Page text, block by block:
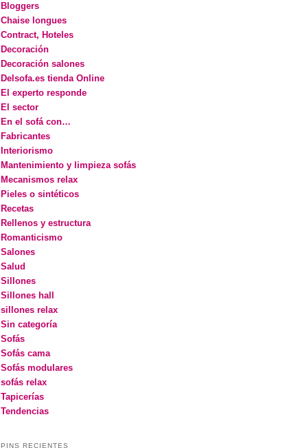
Bloggers
Chaise longues
Contract, Hoteles
Decoración
Decoración salones
Delsofa.es tienda Online
El experto responde
El sector
En el sofá con…
Fabricantes
Interiorismo
Mantenimiento y limpieza sofás
Mecanismos relax
Pieles o sintéticos
Recetas
Rellenos y estructura
Romanticismo
Salones
Salud
Sillones
Sillones hall
sillones relax
Sin categoría
Sofás
Sofás cama
Sofás modulares
sofás relax
Tapicerías
Tendencias
PINS RECIENTES